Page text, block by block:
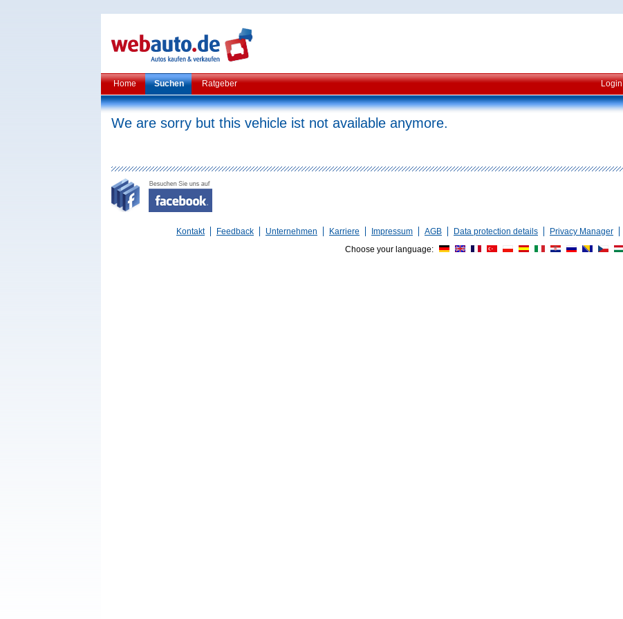
Home Suchen Ratgeber Login
We are sorry but this vehicle ist not available anymore.
Kontakt
Feedback Unternehmen Karriere Impressum AGB Data protection details Privacy Manager
Choose your language: